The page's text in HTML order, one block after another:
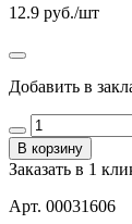
12.9 руб./шт
Добавить в
В корзину
Заказать в 1
Арт. 00031606